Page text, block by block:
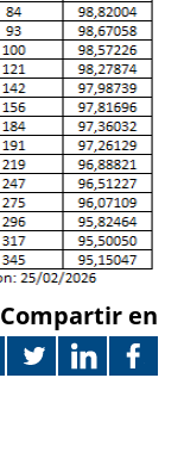
Compartir en